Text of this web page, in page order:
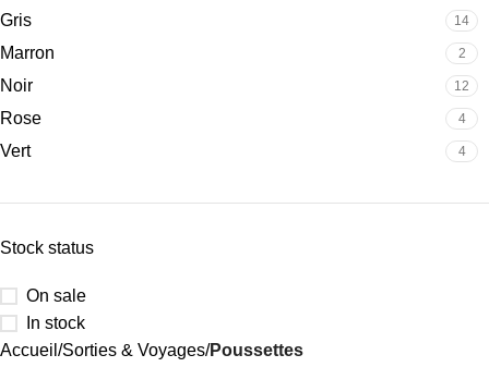
Gris 14
Marron 2
Noir 12
Rose 4
Vert 4
Stock status
On sale
In stock
Accueil Sorties & Voyages Poussettes